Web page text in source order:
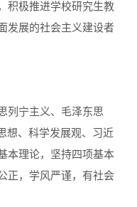
积极推进学校研究生教
发展的社会主义建设者
列宁主义、毛泽东思
想、科学发展观、习近
本理论，坚持四项基本
正，学风严谨，有社会